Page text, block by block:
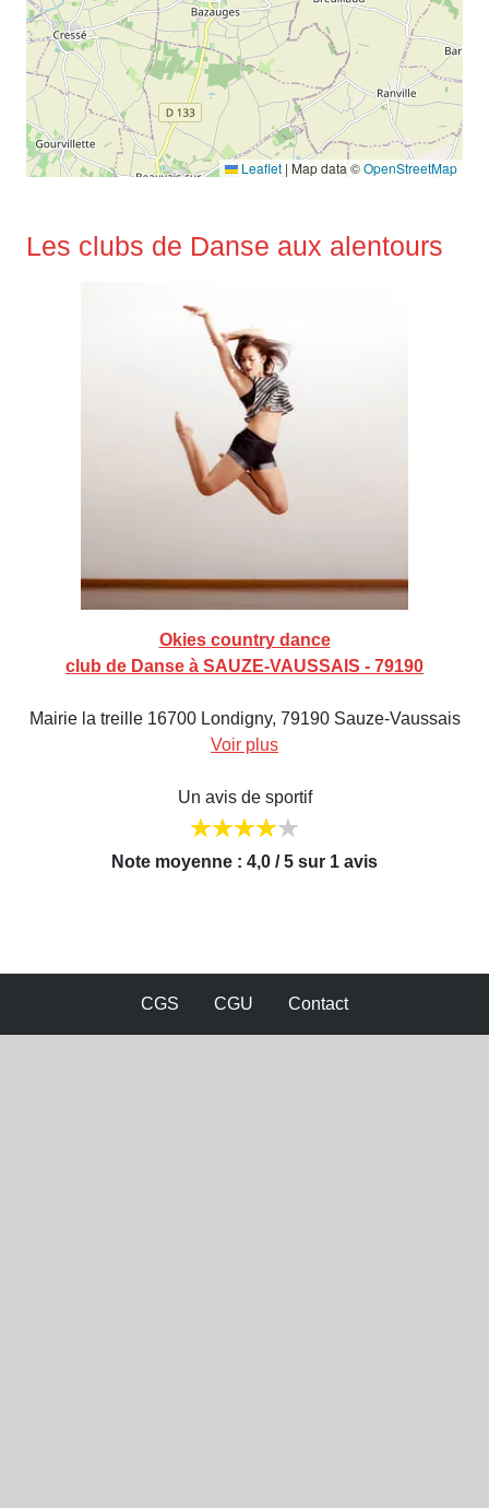
Leaflet | Map data ©OpenStreetMap
Les clubs de Danse aux alentours
Okies country dance
club de Danse à SAUZE-VAUSSAIS - 79190
Mairie la treille 16700 Londigny, 79190 Sauze-Vaussais
Voir plus
Un avis de sportif
Note moyenne : 4,0 / 5 sur 1 avis
CGS CGU Contact